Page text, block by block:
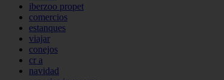
iberzoo propet
comercios
estanques
viajar
conejos
cr a
navidad